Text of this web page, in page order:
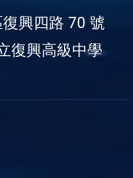
興四路 70 號
復興高級中學